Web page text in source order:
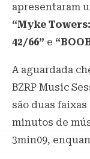
apresentaram
“Myke
42/66” e
A aguardada
BZRP Music
são duas
minutos de
3min09,